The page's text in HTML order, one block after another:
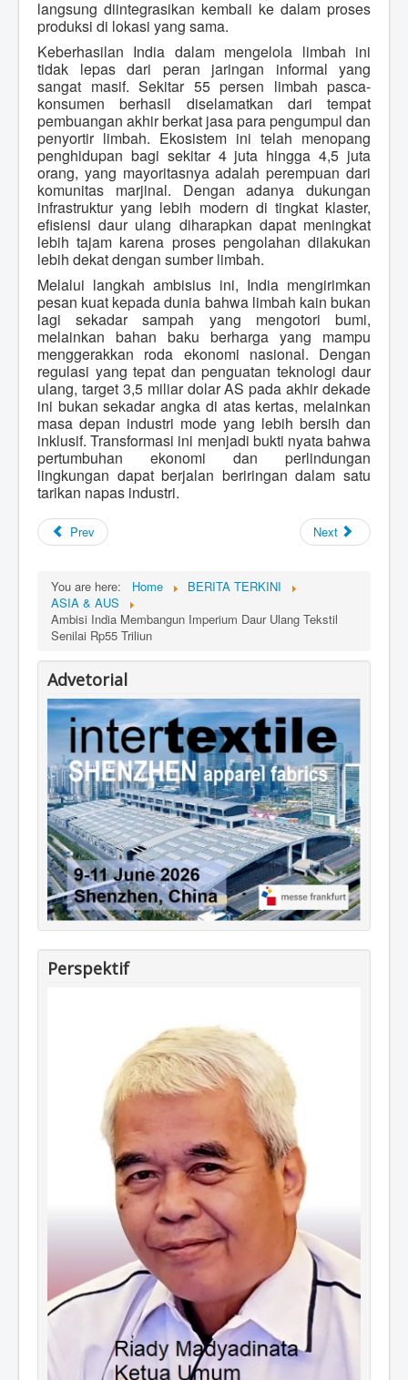
langsung diintegrasikan kembali ke dalam proses
produksi di lokasi yang sama.
Keberhasilan India dalam mengelola limbah ini
tidak lepas dari peran jaringan informal yang
sangat masif. Sekitar 55 persen limbah pasca-
konsumen berhasil diselamatkan dari tempat
pembuangan akhir berkat jasa para pengumpul dan
penyortir limbah. Ekosistem ini telah menopang
penghidupan bagi sekitar 4 juta hingga 4,5 juta
orang, yang mayoritasnya adalah perempuan dari
komunitas marjinal. Dengan adanya dukungan
infrastruktur yang lebih modern di tingkat klaster,
efisiensi daur ulang diharapkan dapat meningkat
lebih tajam karena proses pengolahan dilakukan
lebih dekat dengan sumber limbah.
Melalui langkah ambisius ini, India mengirimkan
pesan kuat kepada dunia bahwa limbah kain bukan
lagi sekadar sampah yang mengotori bumi,
melainkan bahan baku berharga yang mampu
menggerakkan roda ekonomi nasional. Dengan
regulasi yang tepat dan penguatan teknologi daur
ulang, target 3,5 miliar dolar AS pada akhir dekade
ini bukan sekadar angka di atas kertas, melainkan
masa depan industri mode yang lebih bersih dan
inklusif. Transformasi ini menjadi bukti nyata bahwa
pertumbuhan ekonomi dan perlindungan
lingkungan dapat berjalan beriringan dalam satu
tarikan napas industri.
Prev Next
You are here: Home
BERITA TERKINI
ASIA & AUS
Ambisi India Membangun Imperium Daur Ulang Tekstil
Senilai Rp55 Triliun
Advetorial
Perspektif